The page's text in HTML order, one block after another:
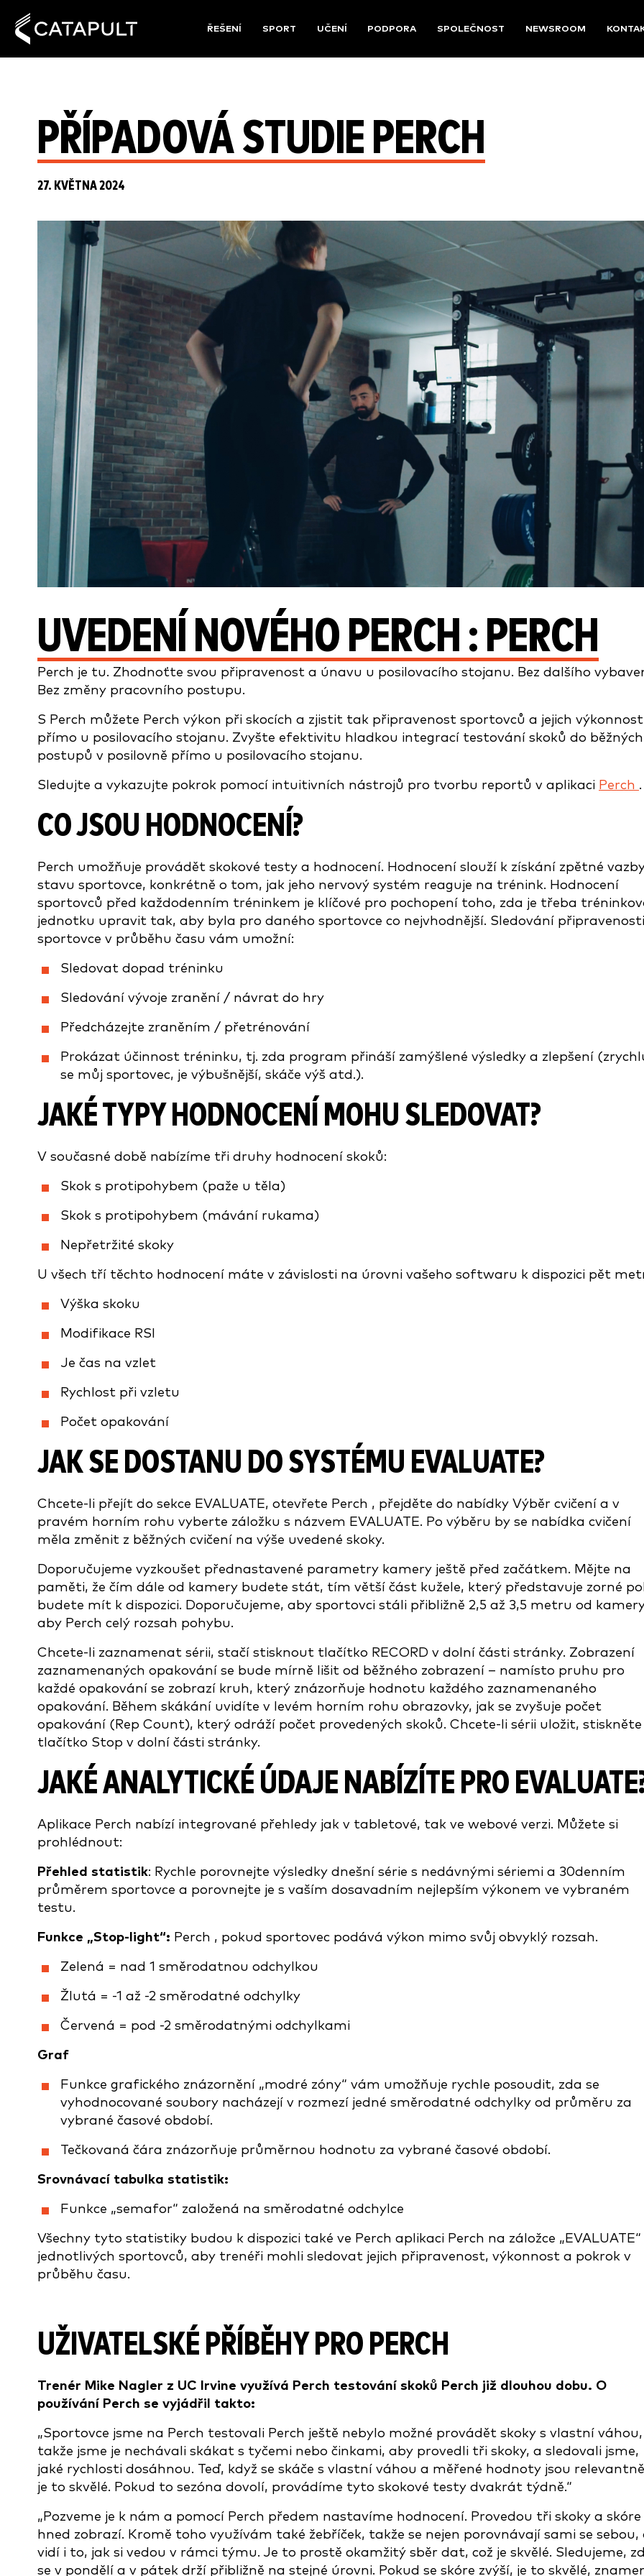
ŘEŠENÍ SPORT UČENÍ PODPORA SPOLEČNOST NEWSROOM
PŘÍPADOVÁ STUDIE PERCH
27. KVĚTNA 2024
UVEDENÍ NOVÉHO PERCH : PERCH
Perch je tu. Zhodnoťte svou připravenost a únavu u posilovacího stojanu. Bez dalšího
Bez změny pracovního postupu.
S Perch můžete Perch výkon při skocích a zjistit tak připravenost sportovců a jejich výkonnost
přímo u posilovacího stojanu. Zvyšte efektivitu hladkou integrací testování skoků do běžných
postupů v posilovně přímo u posilovacího stojanu.
Sledujte a vykazujte pokrok pomocí intuitivních nástrojů pro tvorbu reportů v aplikaci Perch .
CO JSOU HODNOCENÍ?
Perch umožňuje provádět skokové testy a hodnocení. Hodnocení slouží k získání zpětné
stavu sportovce, konkrétně o tom, jak jeho nervový systém reaguje na trénink. Hodnocení
sportovců před každodenním tréninkem je klíčové pro pochopení toho, zda je třeba
jednotku upravit tak, aby byla pro daného sportovce co nejvhodnější. Sledování připravenosti
sportovce v průběhu času vám umožní:
Sledovat dopad tréninku
Sledování vývoje zranění / návrat do hry
Předcházejte zraněním / přetrénování
Prokázat účinnost tréninku, tj. zda program přináší zamýšlené výsledky a zlepšení
se můj sportovec, je výbušnější, skáče výš atd.).
JAKÉ TYPY HODNOCENÍ MOHU SLEDOVAT?
V současné době nabízíme tři druhy hodnocení skoků:
Skok s protipohybem (paže u těla)
Skok s protipohybem (mávání rukama)
Nepřetržité skoky
U všech tří těchto hodnocení máte v závislosti na úrovni vašeho softwaru k dispozici pět
Výška skoku
Modifikace RSI
Je čas na vzlet
Rychlost při vzletu
Počet opakování
JAK SE DOSTANU DO SYSTÉMU EVALUATE?
Chcete-li přejít do sekce EVALUATE, otevřete Perch , přejděte do nabídky Výběr cvičení a v
pravém horním rohu vyberte záložku s názvem EVALUATE. Po výběru by se nabídka cvičení
měla změnit z běžných cvičení na výše uvedené skoky.
Doporučujeme vyzkoušet přednastavené parametry kamery ještě před začátkem. Mějte na
paměti, že čím dále od kamery budete stát, tím větší část kužele, který představuje zorné
budete mít k dispozici. Doporučujeme, aby sportovci stáli přibližně 2,5 až 3,5 metru od
aby Perch celý rozsah pohybu.
Chcete-li zaznamenat sérii, stačí stisknout tlačítko RECORD v dolní části stránky. Zobrazení
zaznamenaných opakování se bude mírně lišit od běžného zobrazení – namísto pruhu pro
každé opakování se zobrazí kruh, který znázorňuje hodnotu každého zaznamenaného
opakování. Během skákání uvidíte v levém horním rohu obrazovky, jak se zvyšuje počet
opakování (Rep Count), který odráží počet provedených skoků. Chcete-li sérii uložit, stiskněte
tlačítko Stop v dolní části stránky.
JAKÉ ANALYTICKÉ ÚDAJE NABÍZÍTE PRO
Aplikace Perch nabízí integrované přehledy jak v tabletové, tak ve webové verzi. Můžete si
prohlédnout:
Přehled statistik: Rychle porovnejte výsledky dnešní série s nedávnými sériemi a 30denním
průměrem sportovce a porovnejte je s vaším dosavadním nejlepším výkonem ve vybraném
testu.
Funkce „Stop-light“: Perch , pokud sportovec podává výkon mimo svůj obvyklý rozsah.
Zelená = nad 1 směrodatnou odchylkou
Žlutá = -1 až -2 směrodatné odchylky
Červená = pod -2 směrodatnými odchylkami
Graf
Funkce grafického znázornění „modré zóny“ vám umožňuje rychle posoudit, zda se
vyhodnocované soubory nacházejí v rozmezí jedné směrodatné odchylky od průměru za
vybrané časové období.
Tečkovaná čára znázorňuje průměrnou hodnotu za vybrané časové období.
Srovnávací tabulka statistik:
Funkce „semafor“ založená na směrodatné odchylce
Všechny tyto statistiky budou k dispozici také ve Perch aplikaci Perch na záložce „EVALUATE“
jednotlivých sportovců, aby trenéři mohli sledovat jejich připravenost, výkonnost a pokrok v
průběhu času.
UŽIVATELSKÉ PŘÍBĚHY PRO PERCH
Trenér Mike Nagler z UC Irvine využívá Perch testování skoků Perch již dlouhou dobu. O
používání Perch se vyjádřil takto:
„Sportovce jsme na Perch testovali Perch ještě nebylo možné provádět skoky s vlastní váhou,
takže jsme je nechávali skákat s tyčemi nebo činkami, aby provedli tři skoky, a sledovali jsme,
jaké rychlosti dosáhnou. Teď, když se skáče s vlastní váhou a měřené hodnoty jsou
je to skvělé. Pokud to sezóna dovolí, provádíme tyto skokové testy dvakrát týdně.“
„Pozveme je k nám a pomocí Perch předem nastavíme hodnocení. Provedou tři skoky a skóre
hned zobrazí. Kromě toho využívám také žebříček, takže se nejen porovnávají sami se sebou,
vidí i to, jak si vedou v rámci týmu. Je to prostě okamžitý sběr dat, což je skvělé. Sledujeme,
se v pondělí a v pátek drží přibližně na stejné úrovni. Pokud se skóre zvýší, je to skvělé,